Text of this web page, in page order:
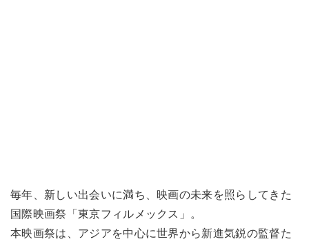
毎年、新しい出会いに満ち、映画の未来を照らしてきた
国際映画祭「東京フィルメックス」。
本映画祭は、アジアを中心に世界から新進気鋭の監督た